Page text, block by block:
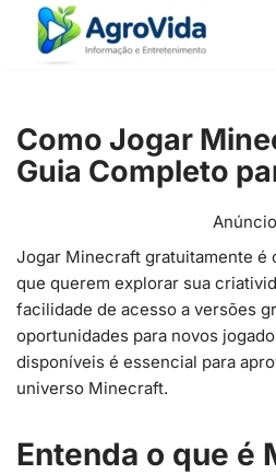
Pular
conteúdo
Como Jogar
Guia Completo
Anúncio
Jogar Minecraft gratuitamente é
que querem explorar sua
facilidade de acesso a versões
oportunidades para novos
disponíveis é essencial para
universo Minecraft.
Entenda o que é